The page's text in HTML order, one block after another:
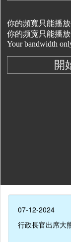
07-12-2024
行政長官出席大